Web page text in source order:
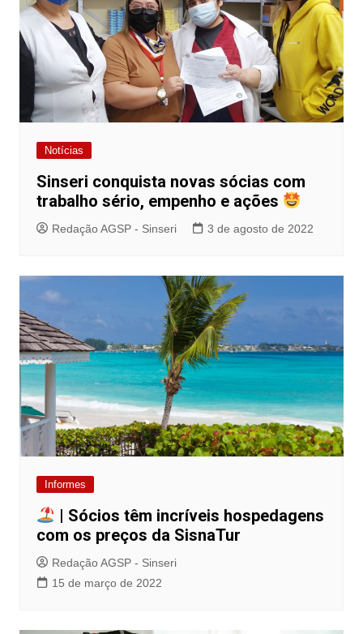
Notícias
Sinseri conquista novas sócias com
trabalho sério, empenho e ações
Redação AGSP - Sinseri 3 de agosto de 2022
Informes
| Sócios têm incríveis hospedagens
com os preços da SisnaTur
Redação AGSP - Sinseri
15 de março de 2022